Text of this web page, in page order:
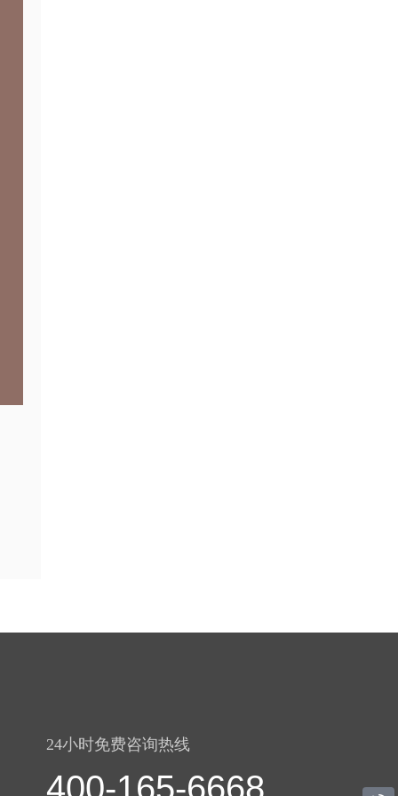
24小时免费咨询热线
400-165-6668